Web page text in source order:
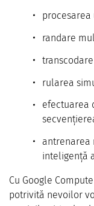
procesarea
randare
transcodare
rularea
efectuarea
antrenarea
inteligență
Cu Google
potrivită nevoilor